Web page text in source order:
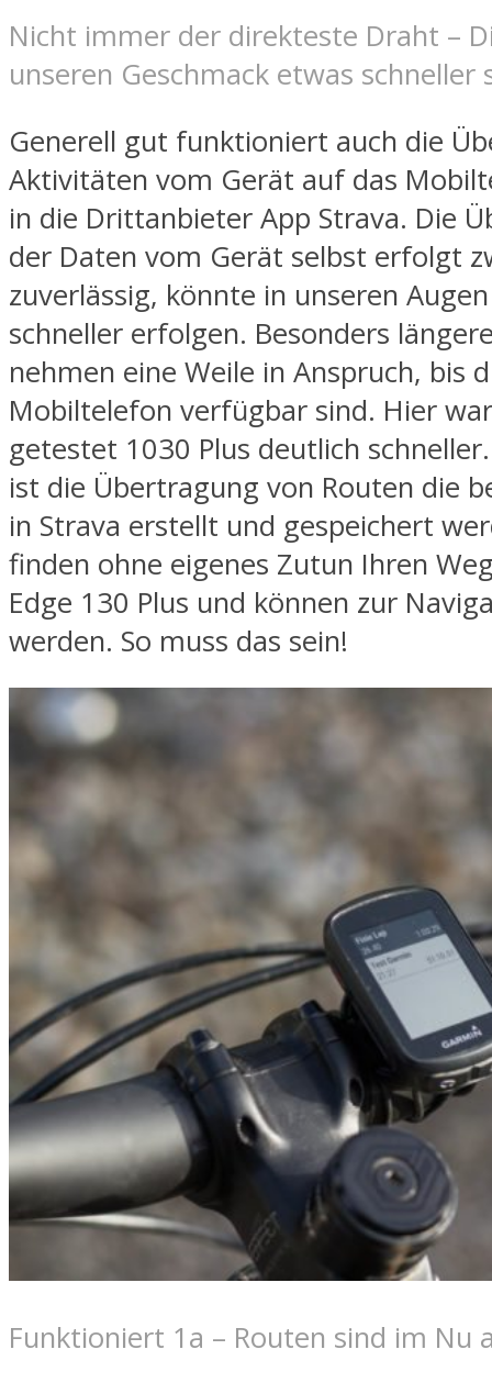
Nicht immer der direkteste Draht –
unseren Geschmack etwas schneller
Generell gut funktioniert auch die
Aktivitäten vom Gerät auf das
in die Drittanbieter App Strava. Die
der Daten vom Gerät selbst erfolgt
zuverlässig, könnte in unseren
schneller erfolgen. Besonders
nehmen eine Weile in Anspruch, bis
Mobiltelefon verfügbar sind. Hier
getestet 1030 Plus deutlich
ist die Übertragung von Routen die
in Strava erstellt und gespeichert
finden ohne eigenes Zutun Ihren
Edge 130 Plus und können zur
werden. So muss das sein!
Funktioniert 1a – Routen sind im Nu